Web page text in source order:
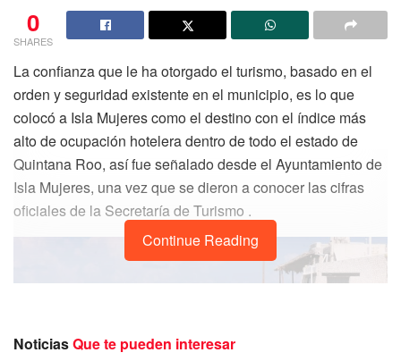
0
SHARES
La confianza que le ha otorgado el turismo, basado en el
orden y seguridad existente en el municipio, es lo que
colocó a Isla Mujeres como el destino con el índice más
alto de ocupación hotelera dentro de todo el estado de
Quintana Roo, así fue señalado desde el Ayuntamiento de
Isla Mujeres, una vez que se dieron a conocer las cifras
oficiales de la Secretaría de Turismo .
Continue Reading
NoticiasQue te pueden interesar